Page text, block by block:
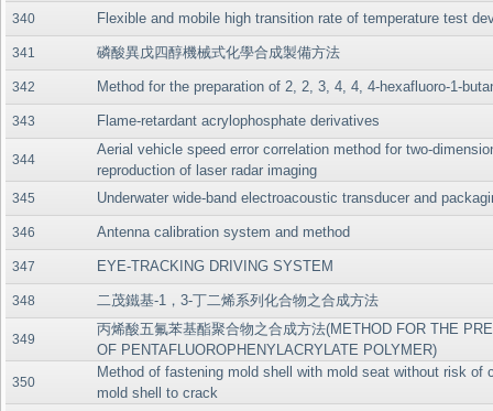
340 Flexible and mobile high transition rate of temperature test
341 磷酸異戊四醇機械式化學合成製備方法
342 Method for the preparation of 2, 2, 3, 4, 4, 4-hexafluoro-1-
343 Flame-retardant acrylophosphate derivatives
344
Aerial vehicle speed error correlation method for two-
reproduction of laser radar imaging
345 Underwater wide-band electroacoustic transducer and
346 Antenna calibration system and method
347 EYE-TRACKING DRIVING SYSTEM
348 二茂鐵基-1，3-丁二烯系列化合物之合成方法
349
丙烯酸五氟苯基酯聚合物之合成方法(METHOD FOR THE
OF PENTAFLUOROPHENYLACRYLATE POLYMER)
350
Method of fastening mold shell with mold seat without risk of
mold shell to crack